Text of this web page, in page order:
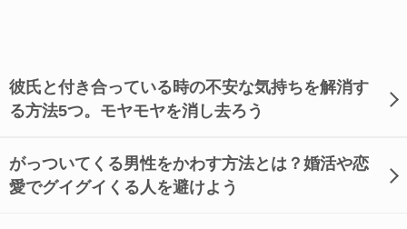
彼氏と付き合っている時の不安な気持ちを解消す
る方法5つ。モヤモヤを消し去ろう
がっついてくる男性をかわす方法とは？婚活や恋
愛でグイグイくる人を避けよう